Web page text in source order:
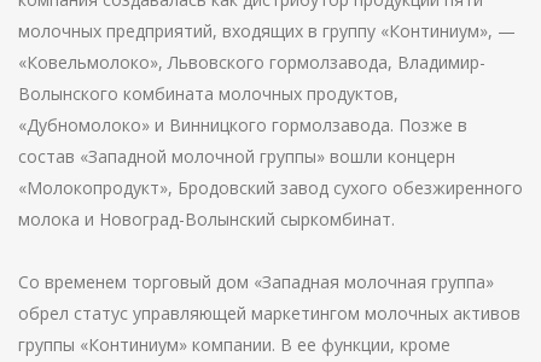
молочных предприятий, входящих в группу «Континиум», —
«Ковельмолоко», Львовского гормолзавода, Владимир-
Волынского комбината молочных продуктов,
«Дубномолоко» и Винницкого гормолзавода. Позже в
состав «Западной молочной группы» вошли концерн
«Молокопродукт», Бродовский завод сухого обезжиренного
молока и Новоград-Волынский сыркомбинат.
Со временем торговый дом «Западная молочная группа»
обрел статус управляющей маркетингом молочных активов
группы «Континиум» компании. В ее функции, кроме